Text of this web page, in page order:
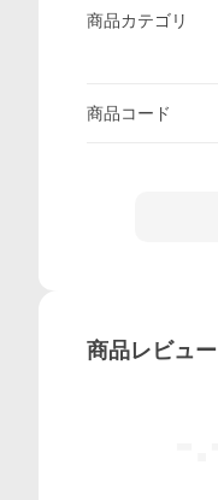
商品カテゴリ
商品コード
商品レビュー